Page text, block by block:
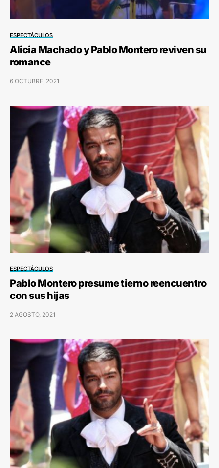
ESPECTÁCULOS
Alicia Machado y Pablo Montero reviven su
romance
6 OCTUBRE, 2021
ESPECTÁCULOS
Pablo Montero presume tierno reencuentro
con sus hijas
2 AGOSTO, 2021